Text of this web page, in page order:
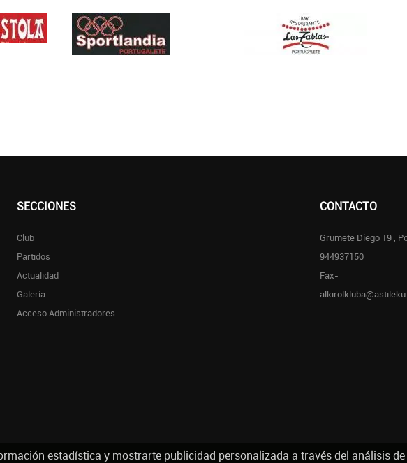
SECCIONES
Club
Partidos
Actualidad
Galería
Acceso Administradores
CONTACTO
Grumete Diego 19 ,
944937150
Fax-
estadística y mostrarte publicidad personalizada a través del análisis